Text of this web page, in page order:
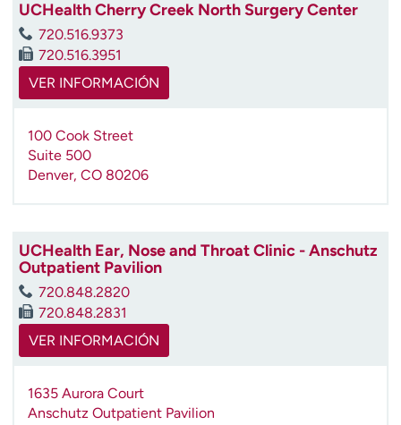
UCHealth Cherry Creek North Surgery Center
720.516.9373
720.516.3951
VER INFORMACIÓN
100 Cook Street
Suite 500
Denver, CO 80206
UCHealth Ear, Nose and Throat Clinic - Anschutz
Outpatient Pavilion
720.848.2820
720.848.2831
VER INFORMACIÓN
1635 Aurora Court
Anschutz Outpatient Pavilion